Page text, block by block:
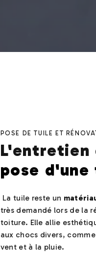
POSE DE TUILE ET
L'entretien
pose
La tuile reste un
très demandé lors de la
toiture. Elle allie
aux chocs divers,
vent et à la pluie.